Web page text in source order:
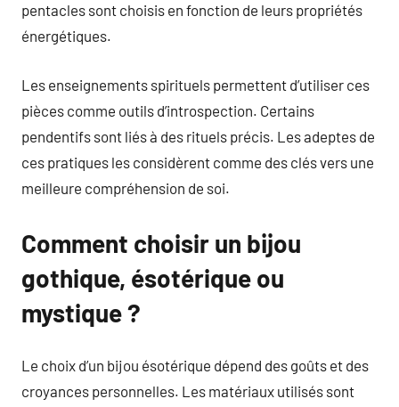
pentacles sont choisis en fonction de leurs propriétés
énergétiques.
Les enseignements spirituels permettent d’utiliser ces
pièces comme outils d’introspection. Certains
pendentifs sont liés à des rituels précis. Les adeptes de
ces pratiques les considèrent comme des clés vers une
meilleure compréhension de soi.
Comment choisir un bijou
gothique, ésotérique ou
mystique ?
Le choix d’un bijou ésotérique dépend des goûts et des
croyances personnelles. Les matériaux utilisés sont